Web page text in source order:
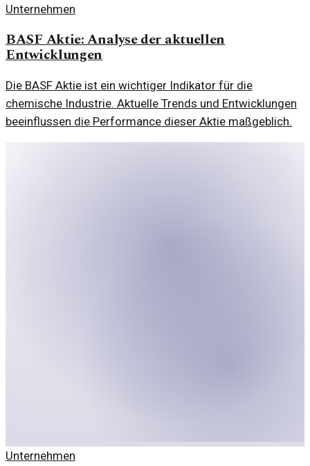
Unternehmen
BASF Aktie: Analyse der aktuellen
Entwicklungen
Die BASF Aktie ist ein wichtiger Indikator für die
chemische Industrie. Aktuelle Trends und Entwicklungen
beeinflussen die Performance dieser Aktie maßgeblich.
Unternehmen